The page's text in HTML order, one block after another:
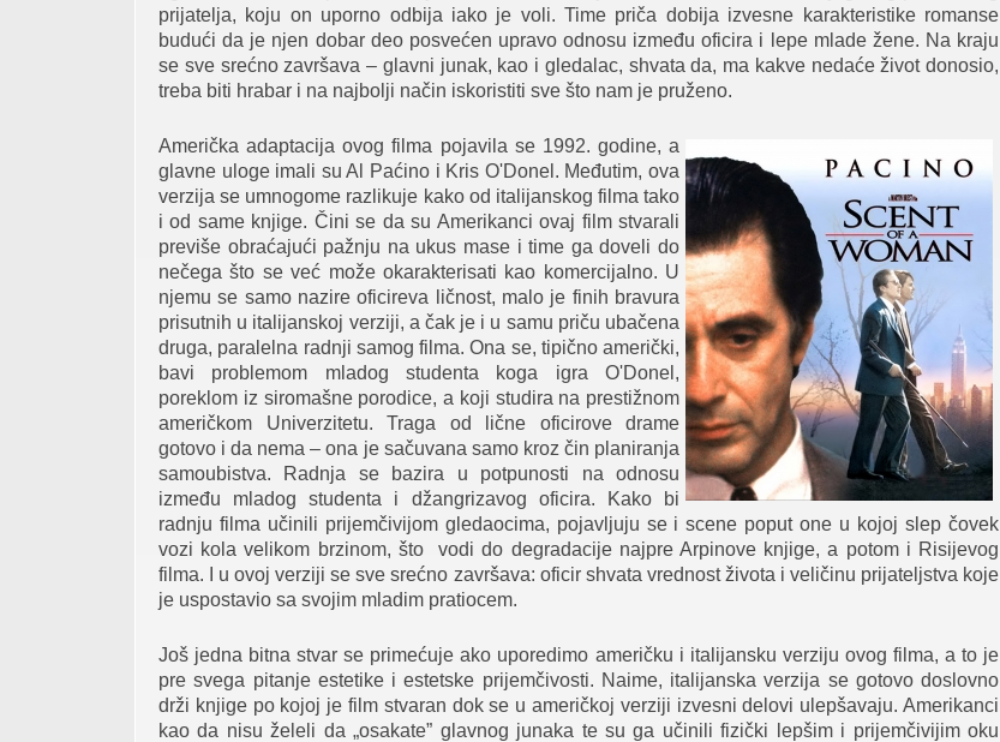
prijatelja, koju on uporno odbija iako je voli. Time priča dobija izvesne karakteristike romanse
budući da je njen dobar deo posvećen upravo odnosu između oficira i lepe mlade žene. Na kraju
se sve srećno završava – glavni junak, kao i gledalac, shvata da, ma kakve nedaće život donosio,
treba biti hrabar i na najbolji način iskoristiti sve što nam je pruženo.
Američka adaptacija ovog filma pojavila se 1992. godine, a
glavne uloge imali su Al Paćino i Kris O'Donel. Međutim, ova
verzija se umnogome razlikuje kako od italijanskog filma tako
i od same knjige. Čini se da su Amerikanci ovaj film stvarali
previše obraćajući pažnju na ukus mase i time ga doveli do
nečega što se već može okarakterisati kao komercijalno. U
njemu se samo nazire oficireva ličnost, malo je finih bravura
prisutnih u italijanskoj verziji, a čak je i u samu priču ubačena
druga, paralelna radnji samog filma. Ona se, tipično američki,
bavi problemom mladog studenta koga igra O'Donel,
poreklom iz siromašne porodice, a koji studira na prestižnom
američkom Univerzitetu. Traga od lične oficirove drame
gotovo i da nema – ona je sačuvana samo kroz čin planiranja
samoubistva. Radnja se bazira u potpunosti na odnosu
između mladog studenta i džangrizavog oficira. Kako bi
radnju filma učinili prijemčivijom gledaocima, pojavljuju se i scene poput one u kojoj slep čovek
vozi kola velikom brzinom, što vodi do degradacije najpre Arpinove knjige, a potom i Risijevog
filma. I u ovoj verziji se sve srećno završava: oficir shvata vrednost života i veličinu prijateljstva koje
je uspostavio sa svojim mladim pratiocem.
Još jedna bitna stvar se primećuje ako uporedimo američku i italijansku verziju ovog filma, a to je
pre svega pitanje estetike i estetske prijemčivosti. Naime, italijanska verzija se gotovo doslovno
drži knjige po kojoj je film stvaran dok se u američkoj verziji izvesni delovi ulepšavaju. Amerikanci
kao da nisu želeli da „osakate” glavnog junaka te su ga učinili fizički lepšim i prijemčivijim oku